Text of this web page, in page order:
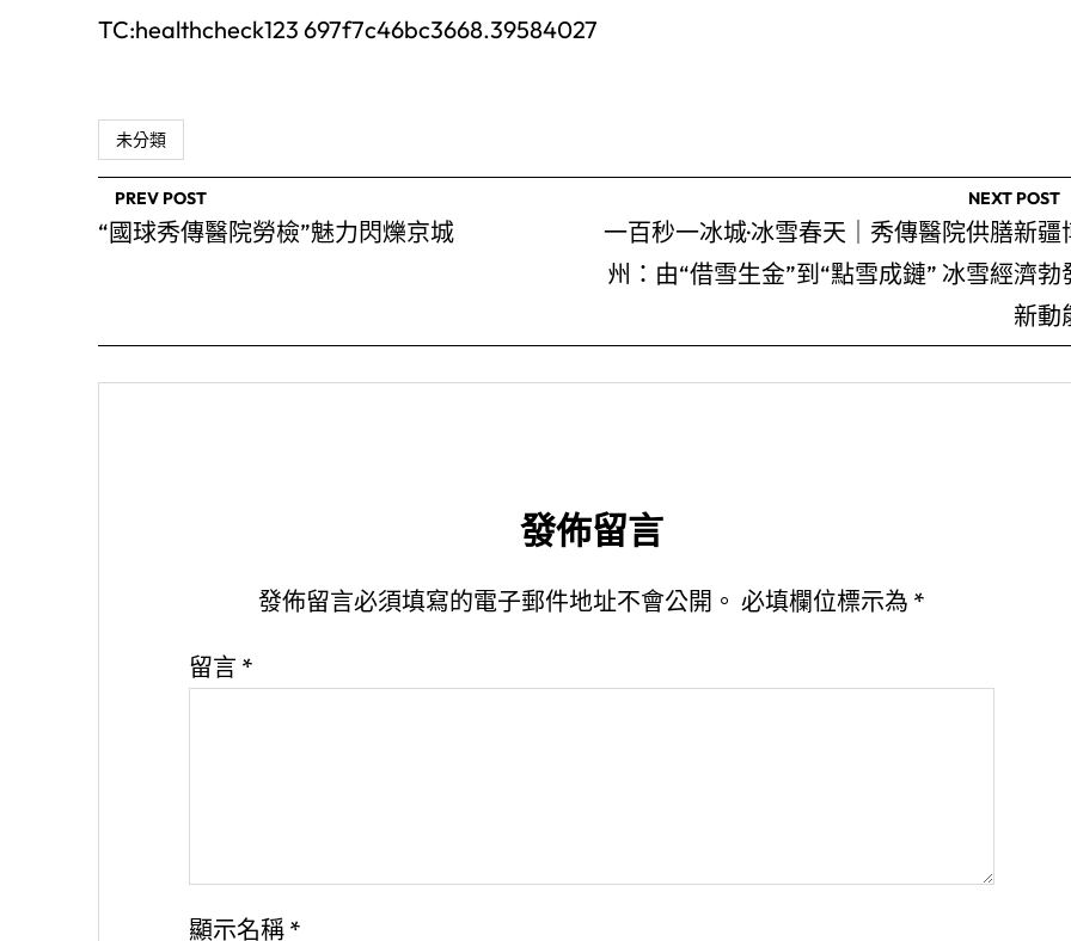
TC:healthcheck123 697f7c46bc3668.39584027
未分類
PREV POST
“國球秀傳醫院勞檢”魅力閃爍京城
NEXT POST
一百秒一冰城·冰雪春天｜秀傳醫院供膳新疆
州：由“借雪生金”到“點雪成鏈” 冰雪經濟勃
新動
發佈留言
發佈留言必須填寫的電子郵件地址不會公開。 必填欄位標示為 *
留言 *
顯示名稱 *